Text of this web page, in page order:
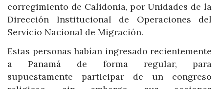
corregimiento de Calidonia, por Unidades de la
Dirección Institucional de Operaciones del
Servicio Nacional de Migración.
Estas personas habían ingresado recientemente
a Panamá de forma regular, para
supuestamente participar de un congreso